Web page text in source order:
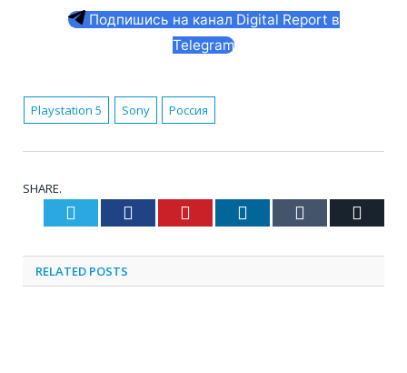
Подпишись на канал Digital Report в
Telegram
Playstation 5 Sony Россия
SHARE.
Twitter Facebook Pinterest LinkedIn Tumblr
RELATED POSTS